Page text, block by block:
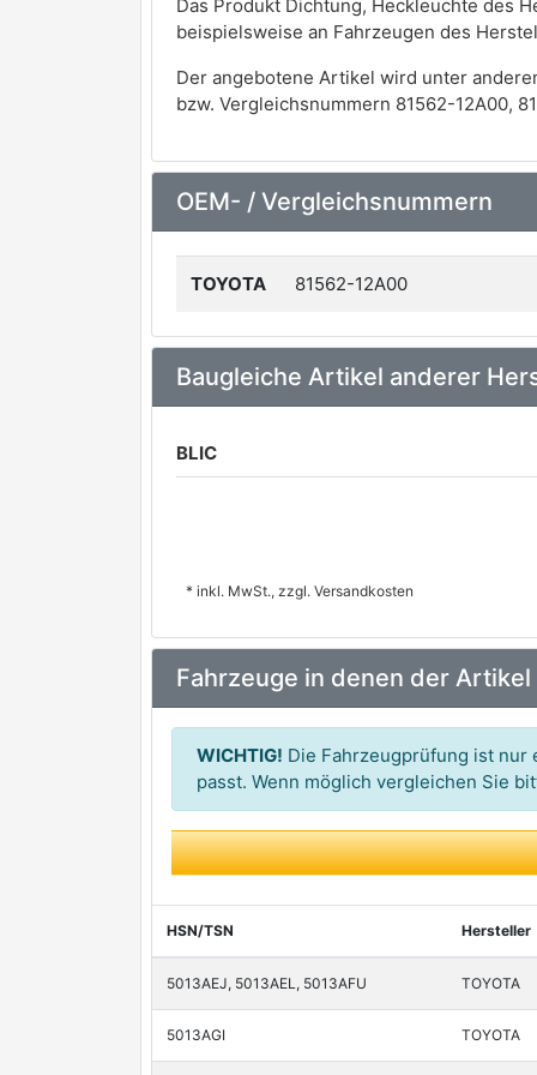
Das Produkt Dichtung, Heckleuchte des
beispielsweise an Fahrzeugen des
Der angebotene Artikel wird unter
bzw. Vergleichsnummern 81562-12A00,
OEM- / Vergleichsnummern
TOYOTA 81562-12A00
Baugleiche Artikel anderer
BLIC
* inkl. MwSt., zzgl. Versandkosten
Fahrzeuge in denen der
WICHTIG! Die Fahrzeugprüfung ist nur
passt. Wenn möglich vergleichen Sie
HSN/TSN Hersteller
5013AEJ, 5013AEL, 5013AFU TOYOTA
5013AGI TOYOTA